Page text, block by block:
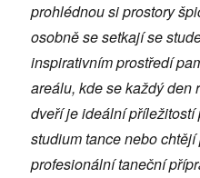
prohlédnou si prostory
osobně se setkají se
inspirativním prostředí
areálu, kde se každý den
dveří je ideální
studium tance nebo
profesionální taneční